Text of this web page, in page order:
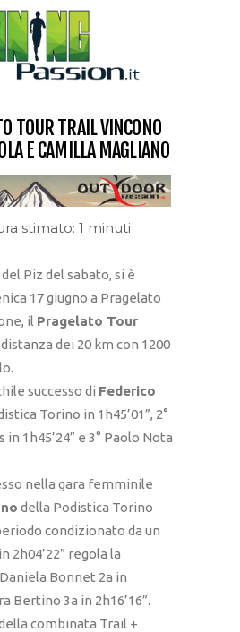
TOUR TRAIL VINCONO
E CAMILLA MAGLIANO
stimato: 1 minuti
Piz del sabato, si è
17 giugno a Pragelato
il Pragelato Tour
dei 20 km con 1200
successo di Federico
Torino in 1h45’01”, 2°
1h45’24” e 3° Paolo Nota
nella gara femminile
della Podistica Torino
condizionato da un
2h04’22” regola la
Bonnet 2a in
Bertino 3a in 2h16’16”.
combinata Trail +